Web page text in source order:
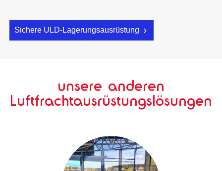
Sichere ULD-Lagerungsausrüstung
unsere anderen
Luftfrachtausrüstungslösungen